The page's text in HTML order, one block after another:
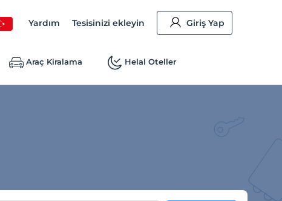
Yardım Tesisinizi ekleyin Giriş Yap
Araç Kiralama Helal Oteller